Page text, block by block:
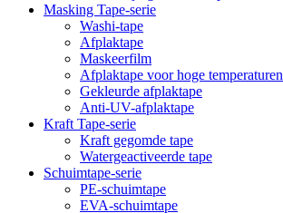
Masking Tape-serie
Washi-tape
Afplaktape
Maskeerfilm
Afplaktape voor hoge temperaturen
Gekleurde afplaktape
Anti-UV-afplaktape
Kraft Tape-serie
Kraft gegomde tape
Watergeactiveerde tape
Schuimtape-serie
PE-schuimtape
EVA-schuimtape